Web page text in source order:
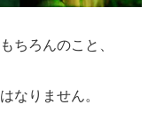
ちろんのこと、
なりません。